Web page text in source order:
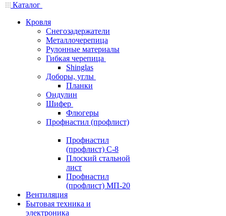
Каталог
Кровля
Снегозадержатели
Металлочерепица
Рулонные материалы
Гибкая черепица
Shinglas
Доборы, углы
Планки
Ондулин
Шифер
Флюгеры
Профнастил (профлист)
Профнастил
(профлист) С-8
Плоский стальной
лист
Профнастил
(профлист) МП-20
Вентиляция
Бытовая техника и
электроника